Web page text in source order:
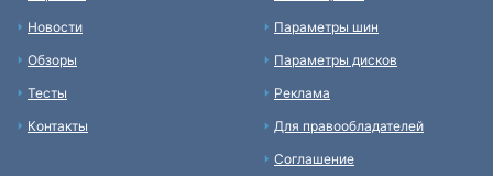
Новости
Обзоры
Тесты
Контакты
Параметры шин
Параметры дисков
Реклама
Для правообладателей
Соглашение